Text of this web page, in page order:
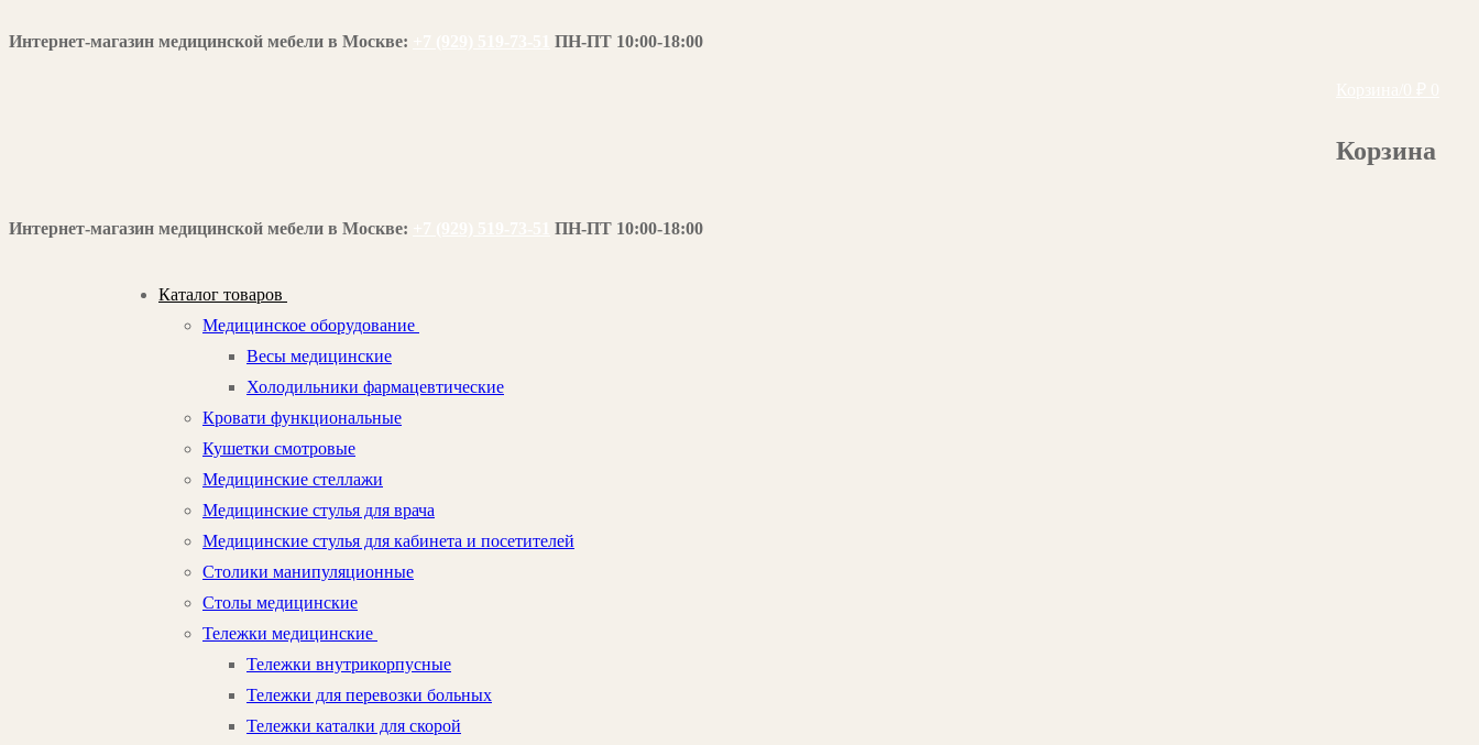
к
Интернет-магазин медицинской мебели в Москве:
ПН-ПТ 10:00-18:00
Корзина
Интернет-магазин медицинской мебели в Москве: ПН-ПТ 10:00-18:00
Каталог товаров
Медицинское оборудование
Весы медицинские
Холодильники фармацевтические
Кровати функциональные
Кушетки смотровые
Медицинские стеллажи
Медицинские стулья для врача
Медицинские стулья для кабинета и посетителей
Столики манипуляционные
Столы медицинские
Тележки медицинские
Тележки внутрикорпусные
Тележки для перевозки больных
Тележки каталки для скорой